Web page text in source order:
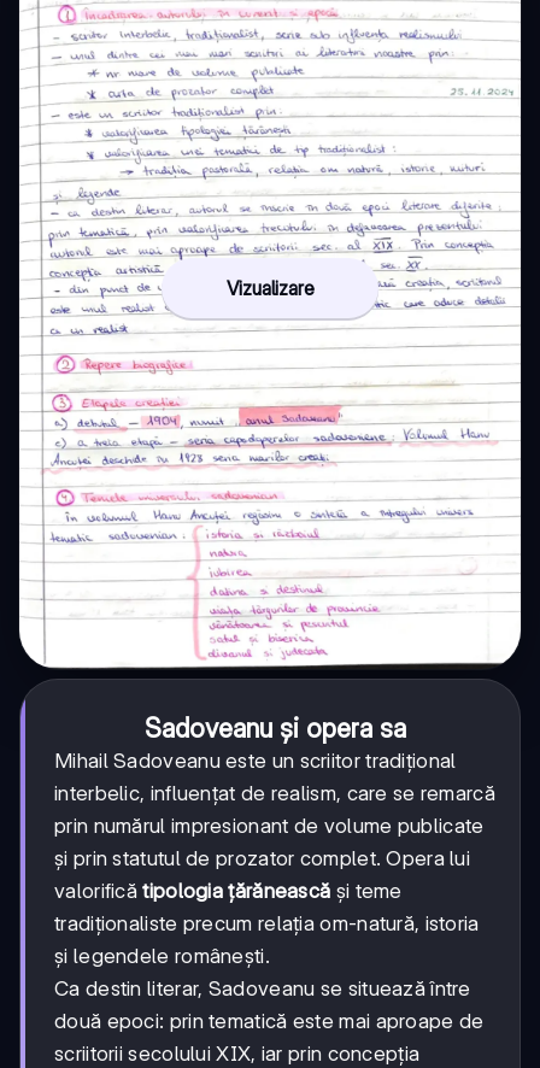
Vizualizare
Sadoveanu și opera sa
Mihail Sadoveanu este un scriitor tradițional
interbelic, influențat de realism, care se remarcă
prin numărul impresionant de volume publicate
și prin statutul de prozator complet. Opera lui
valorificătipologia țărănească și teme
tradiționaliste precum relația om-natură, istoria
și legendele românești.
Ca destin literar, Sadoveanu se situează între
două epoci: prin tematică este mai aproape de
scriitorii secolului XIX, iar prin concepția